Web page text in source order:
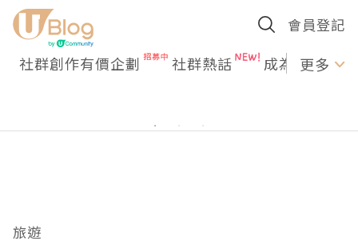
會員登記
社群創作有價企劃 社群熱話 成為U更多
旅遊